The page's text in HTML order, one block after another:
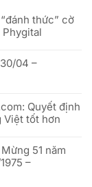
thức” cờ
04 –
Quyết định
Việt tốt hơn
51 năm
–